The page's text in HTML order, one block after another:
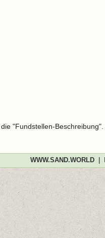
"Fundstellen-
WWW.SAND.WORLD|